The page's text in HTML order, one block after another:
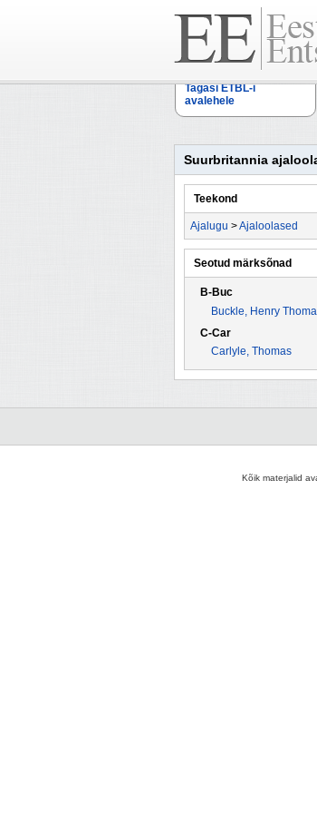
Tagasi ETBL-i
avalehele
Suurbritannia
Teekond
Ajalugu >Ajaloolased
Seotud märksõnad
B-Buc
Buckle, Ηenry
C-Car
Carlyle, Thomas
Kõik materjalid